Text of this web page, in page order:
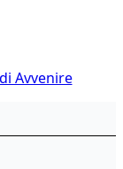
Avvenire